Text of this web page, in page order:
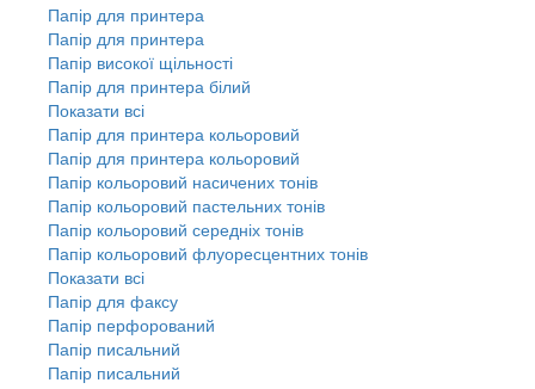
Папір для принтера
Папір для принтера
Папір високої щільності
Папір для принтера білий
Показати всі
Папір для принтера кольоровий
Папір для принтера кольоровий
Папір кольоровий насичених тонів
Папір кольоровий пастельних тонів
Папір кольоровий середніх тонів
Папір кольоровий флуоресцентних тонів
Показати всі
Папір для факсу
Папір перфорований
Папір писальний
Папір писальний